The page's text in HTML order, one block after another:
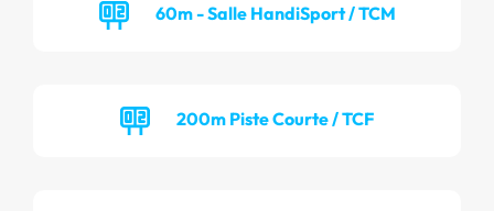
60m - Salle HandiSport / TCM
200m Piste Courte / TCF